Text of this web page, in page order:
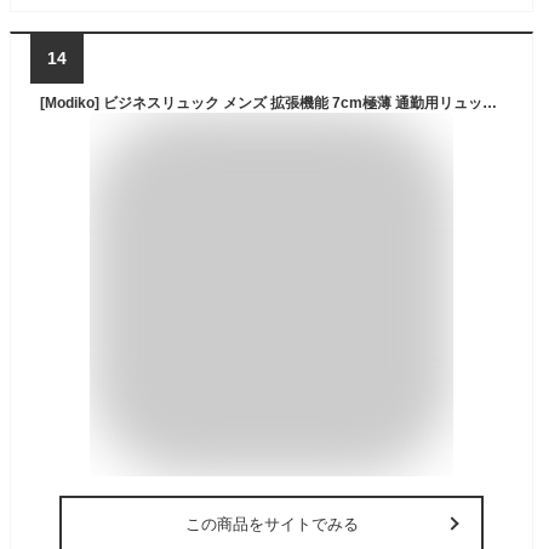
14
[Modiko] ビジネスリュック メンズ 拡張機能 7cm極薄 通勤用リュックサック 防水 15.6インチ PCリュック 軽量 通気性 20L 機内持ち込み バックパック A4収納可 通学 就活 出張 (ダークブラック)
この商品をサイトでみる